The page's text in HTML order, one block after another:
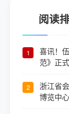
阅读
1
喜讯！
范》正
2
浙江省
博览中